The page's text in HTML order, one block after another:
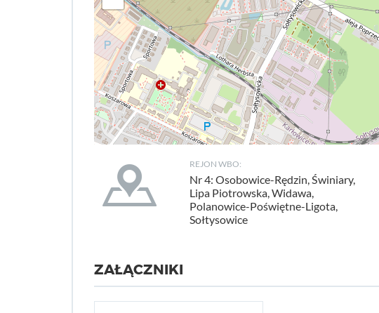
REJON WBO:
Nr 4: Osobowice-Rędzin, Świniary,
Lipa Piotrowska, Widawa,
Polanowice-Poświętne-Ligota,
Sołtysowice
ZAŁĄCZNIKI